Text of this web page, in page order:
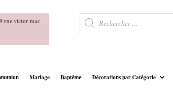
rue victor mac
Recherche
de
produits
Mariage Baptême Décorations par Catégorie